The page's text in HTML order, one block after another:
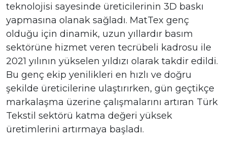
teknolojisi sayesinde üreticilerinin 3D baskı
yapmasına olanak sağladı. MatTex genç
olduğu için dinamik, uzun yıllardır basım
sektörüne hizmet veren tecrübeli kadrosu ile
2021 yılının yükselen yıldızı olarak takdir edildi.
Bu genç ekip yenilikleri en hızlı ve doğru
şekilde üreticilerine ulaştırırken, gün geçtikçe
markalaşma üzerine çalışmalarını artıran Türk
Tekstil sektörü katma değeri yüksek
üretimlerini artırmaya başladı.